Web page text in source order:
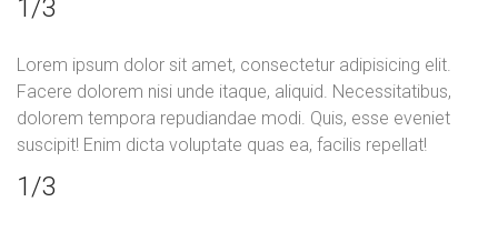
1/3
Lorem ipsum dolor sit amet, consectetur adipisicing elit.
Facere dolorem nisi unde itaque, aliquid. Necessitatibus,
dolorem tempora repudiandae modi. Quis, esse eveniet
suscipit! Enim dicta voluptate quas ea, facilis repellat!
1/3